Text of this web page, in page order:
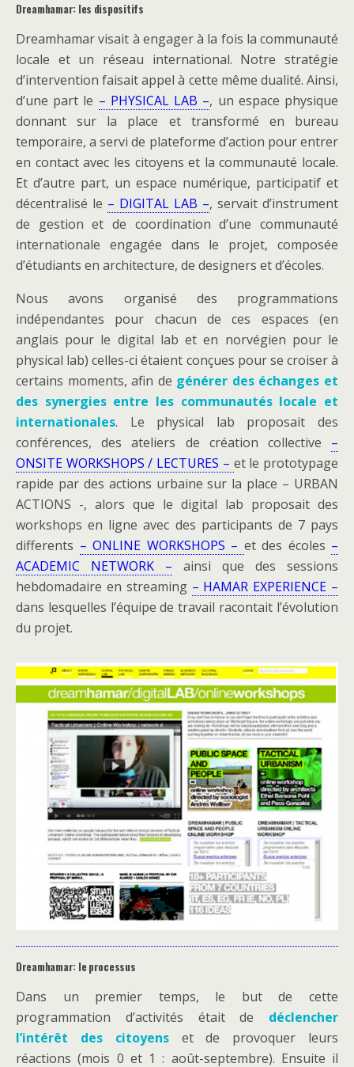
Dreamhamar: les dispositifs
Dreamhamar visait à engager à la fois la communauté
locale et un réseau international. Notre stratégie
d’intervention faisait appel à cette même dualité. Ainsi,
d’une part le – PHYSICAL LAB –, un espace physique
donnant sur la place et transformé en bureau
temporaire, a servi de plateforme d’action pour entrer
en contact avec les citoyens et la communauté locale.
Et d’autre part, un espace numérique, participatif et
décentralisé le – DIGITAL LAB –, servait d’instrument
de gestion et de coordination d’une communauté
internationale engagée dans le projet, composée
d’étudiants en architecture, de designers et d’écoles.
Nous avons organisé des programmations
indépendantes pour chacun de ces espaces (en
anglais pour le digital lab et en norvégien pour le
physical lab) celles-ci étaient conçues pour se croiser à
certains moments, afin de générer des échanges et
des synergies entre les communautés locale et
internationales. Le physical lab proposait des
conférences, des ateliers de création collective –
ONSITE WORKSHOPS / LECTURES – et le prototypage
rapide par des actions urbaine sur la place – URBAN
ACTIONS -, alors que le digital lab proposait des
workshops en ligne avec des participants de 7 pays
differents – ONLINE WORKSHOPS – et des écoles –
ACADEMIC NETWORK – ainsi que des sessions
hebdomadaire en streaming – HAMAR EXPERIENCE –
dans lesquelles l’équipe de travail racontait l’évolution
du projet.
Dreamhamar: le processus
Dans un premier temps, le but de cette
programmation d’activités était de déclencher
l’intérêt des citoyens
et de provoquer leurs
réactions (mois 0 et 1 : août-septembre). Ensuite il